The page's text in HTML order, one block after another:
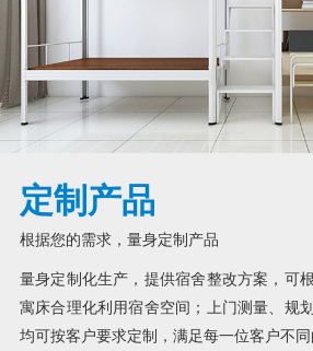
定制产品
根据您的需求，量身定制产品
量身定制化生产，提供宿舍整改方案，可
寓床合理化利用宿舍空间；上门测量、规
均可按客户要求定制，满足每一位客户不同